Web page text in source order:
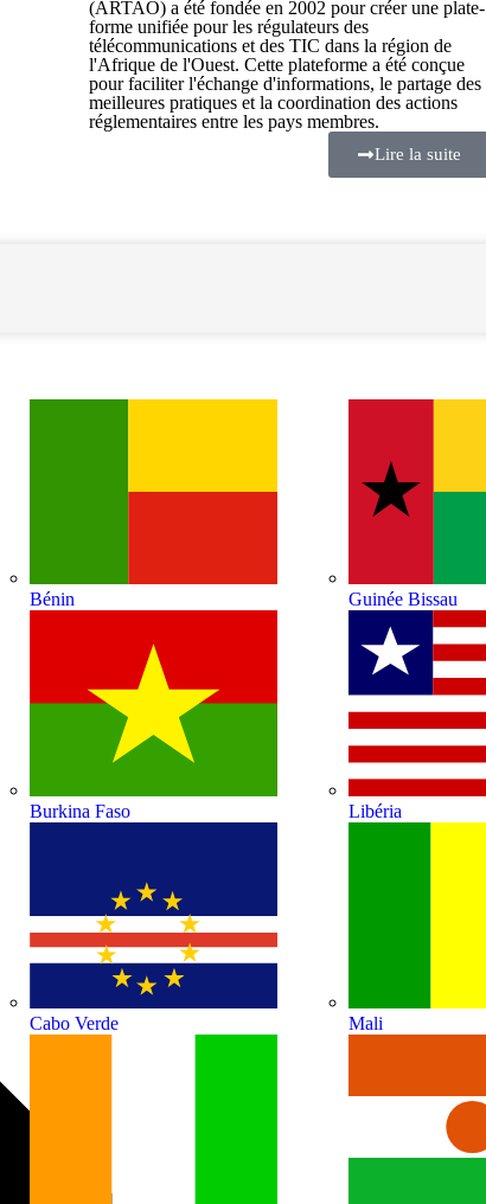
(ARTAO) a été fondée en 2002 pour créer une plate-
forme unifiée pour les régulateurs des
télécommunications et des TIC dans la région de
l'Afrique de l'Ouest. Cette plateforme a été conçue
pour faciliter l'échange d'informations, le partage des
meilleures pratiques et la coordination des actions
réglementaires entre les pays membres.
Lire la suite
Bénin
Burkina Faso
Cabo Verde
Guinée Bissau
Libéria
Mali